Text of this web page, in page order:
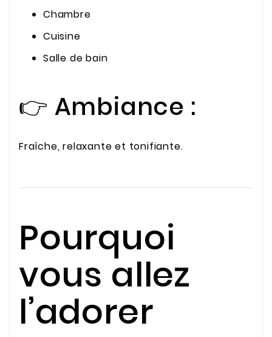
Chambre
Cuisine
Salle de bain
👉 Ambiance :
Fraîche, relaxante et tonifiante.
Pourquoi
vous allez
l’adorer